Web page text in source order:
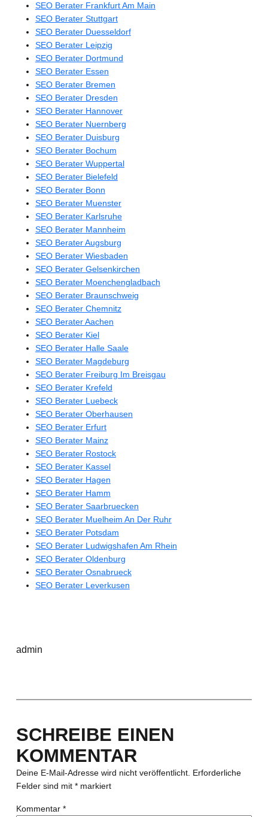
SEO Berater Frankfurt Am Main
SEO Berater Stuttgart
SEO Berater Duesseldorf
SEO Berater Leipzig
SEO Berater Dortmund
SEO Berater Essen
SEO Berater Bremen
SEO Berater Dresden
SEO Berater Hannover
SEO Berater Nuernberg
SEO Berater Duisburg
SEO Berater Bochum
SEO Berater Wuppertal
SEO Berater Bielefeld
SEO Berater Bonn
SEO Berater Muenster
SEO Berater Karlsruhe
SEO Berater Mannheim
SEO Berater Augsburg
SEO Berater Wiesbaden
SEO Berater Gelsenkirchen
SEO Berater Moenchengladbach
SEO Berater Braunschweig
SEO Berater Chemnitz
SEO Berater Aachen
SEO Berater Kiel
SEO Berater Halle Saale
SEO Berater Magdeburg
SEO Berater Freiburg Im Breisgau
SEO Berater Krefeld
SEO Berater Luebeck
SEO Berater Oberhausen
SEO Berater Erfurt
SEO Berater Mainz
SEO Berater Rostock
SEO Berater Kassel
SEO Berater Hagen
SEO Berater Hamm
SEO Berater Saarbruecken
SEO Berater Muelheim An Der Ruhr
SEO Berater Potsdam
SEO Berater Ludwigshafen Am Rhein
SEO Berater Oldenburg
SEO Berater Osnabrueck
SEO Berater Leverkusen
admin
SCHREIBE EINEN
KOMMENTAR
Deine E-Mail-Adresse wird nicht veröffentlicht. Erforderliche
Felder sind mit *markiert
Kommentar *